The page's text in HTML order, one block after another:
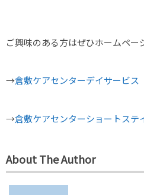
ご興味のある方はぜひホームペー
→倉敷ケアセンターデイサービス
→倉敷ケアセンターショートステ
About The Author